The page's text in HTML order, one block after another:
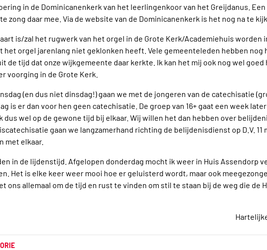
in de Dominicanenkerk van het leerlingenkoor van het Greijdanus.
zong daar mee. Via de website van de Dominicanenkerk is het nog na te
is/zal het rugwerk van het orgel in de Grote Kerk/Academiehuis worden
het orgel jarenlang niet geklonken heeft. Vele gemeenteleden hebben nog
de tijd dat onze wijkgemeente daar kerkte. Ik kan het mij ook nog wel
voorging in de Grote Kerk.
(en dus niet dinsdag!) gaan we met de jongeren van de catechisatie
is er dan voor hen geen catechisatie. De groep van 16+ gaat een week
dus wel op de gewone tijd bij elkaar. Wij willen het dan hebben over
gaan we langzamerhand richting de belijdenisdienst op D.V. 11
met elkaar.
in de lijdenstijd. Afgelopen donderdag mocht ik weer in Huis Assendorp
Het is elke keer weer mooi hoe er geluisterd wordt, maar ook
ons allemaal om de tijd en rust te vinden om stil te staan bij de weg die de